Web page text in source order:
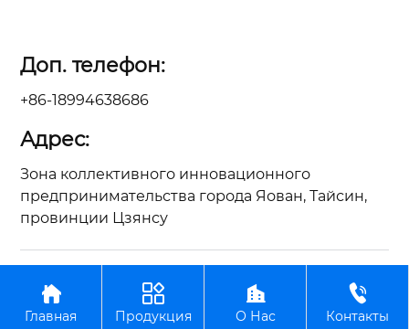
Доп. телефон:
+86-18994638686
Адрес:
Зона коллективного инновационного
предпринимательства города Яован, Тайсин,
провинции Цзянсу
производству вилочных погрузчиков

Главная

Продукция

О Нас

Контакты